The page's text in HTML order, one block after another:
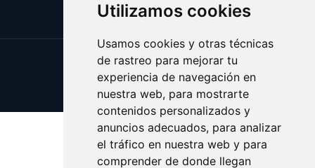
Utilizamos cookies
Usamos cookies y otras técnicas
de rastreo para mejorar tu
experiencia de navegación en
nuestra web, para mostrarte
contenidos personalizados y
anuncios adecuados, para analizar
el tráfico en nuestra web y para
comprender de donde llegan
Update cookies preferences
Copyright © 2025 farmaco.es